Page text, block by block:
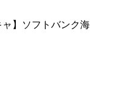
】ソフトバンク海